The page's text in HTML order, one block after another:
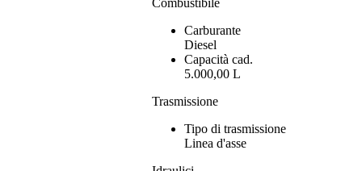
Carburante
Diesel
Capacità cad.
5.000,00 L
Trasmissione
Tipo di trasmissione
Linea d'asse